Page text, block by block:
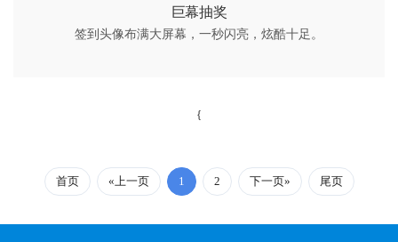
巨幕抽奖
签到头像布满大屏幕，一秒闪亮，炫酷十足。
{
首页 «上一页 1 2 下一页» 尾页